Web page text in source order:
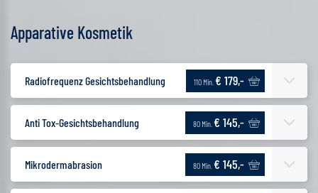
Apparative Kosmetik
Radiofrequenz Gesichtsbehandlung 110 Min. € 179,-
Anti Tox-Gesichtsbehandlung 80 Min. € 145,-
Mikrodermabrasion 80 Min. € 145,-